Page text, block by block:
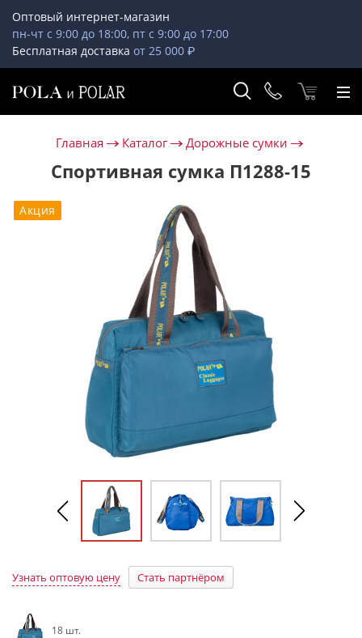
Оптовый интернет-магазин
пн-чт с 9:00 до 18:00, пт с 9:00 до 17:00
Бесплатная доставка от 25 000 ₽
Главная Каталог Дорожные сумки
Спортивная сумка П1288-15
Акция
Узнать оптовую цену Стать партнёром
18 шт.